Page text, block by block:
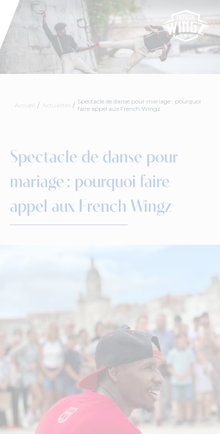
Accueil Actualités
Spectacle de danse pour mariage : pourquoi
faire appel aux French Wingz
Spectacle de danse pour
mariage : pourquoi faire
appel aux French Wingz